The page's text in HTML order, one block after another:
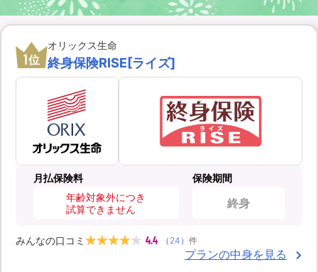
1位
オリックス生命
終身保険RISE[ライズ]
月払保険料
年齢対象外につき
試算できません
保険期間
終身
みんなの口コミ 4.4 （ 24 ） 件
プランの中身を見る